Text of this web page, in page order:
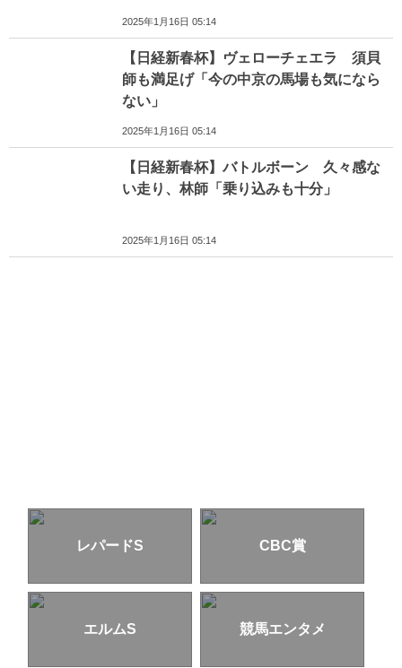
2025年1月16日 05:14
【日経新春杯】ヴェローチェエラ 須貝
師も満足げ「今の中京の馬場も気になら
ない」
2025年1月16日 05:14
【日経新春杯】バトルボーン 久々感な
い走り、林師「乗り込みも十分」
2025年1月16日 05:14
レパードS CBC賞
エルムS 競馬エンタメ